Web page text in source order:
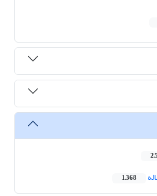
1,368